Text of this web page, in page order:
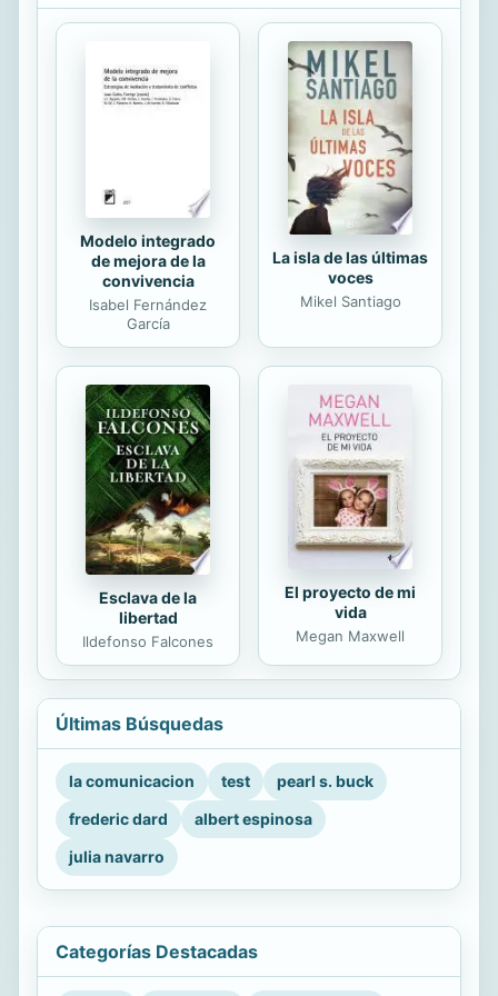
autotratamiento y la ausencia de
reacciones nocivas secundarias y,
sobre todo su eficacia, ha provocado
que el Reiki sea una de las terapias
energéticas más usadas y que
despierta mayor interés. Esta terapia
se la debemos al japonés sensei
Modelo integrado
de mejora de la
convivencia
Isabel Fernández
García
La isla de las últimas
voces
Mikel Santiago
Esclava de la
libertad
Ildefonso Falcones
El proyecto de mi
vida
Megan Maxwell
Últimas Búsquedas
la comunicacion test
pearl s. buck
frederic dard
albert espinosa
julia navarro
Categorías Destacadas